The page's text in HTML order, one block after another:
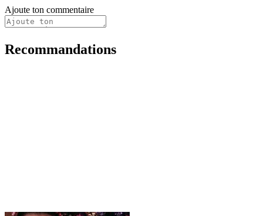
Ajoute ton commentaire
Recommandations